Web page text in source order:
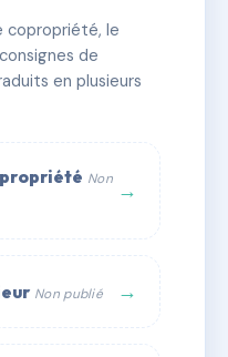
Bagnolet
🏗 1 bâtiment(s)
💬 WhatsApp
copropriété, le
de
en plusieurs
Non →
Non publié →